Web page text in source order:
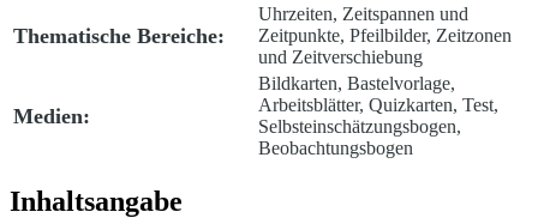
Thematische Bereiche:
Uhrzeiten, Zeitspannen und
Zeitpunkte, Pfeilbilder, Zeitzonen
und Zeitverschiebung
Medien:
Bildkarten, Bastelvorlage,
Arbeitsblätter, Quizkarten, Test,
Selbsteinschätzungsbogen,
Beobachtungsbogen
Inhaltsangabe